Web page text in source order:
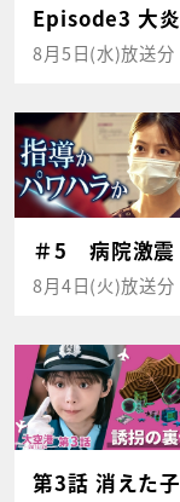
Episode3 大
8月5日(水)放送分
＃5 病院激震
8月4日(火)放送分
第3話 消えた